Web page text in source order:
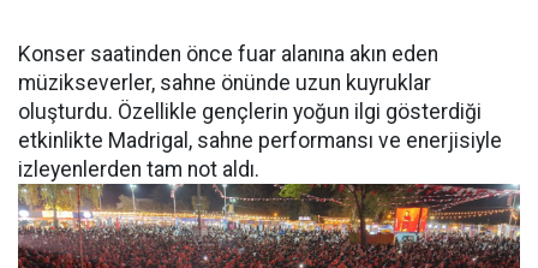
Konser saatinden önce fuar alanına akın eden
müzikseverler, sahne önünde uzun kuyruklar
oluşturdu. Özellikle gençlerin yoğun ilgi gösterdiği
etkinlikte Madrigal, sahne performansı ve enerjisiyle
izleyenlerden tam not aldı.